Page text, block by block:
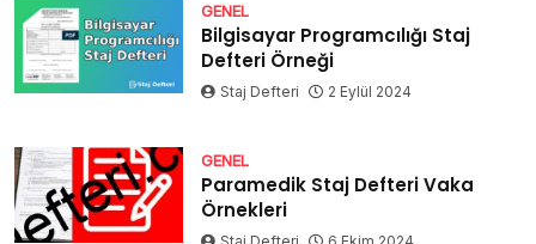
GENEL
Bilgisayar Programcılığı Staj
Defteri Örneği
Staj Defteri 2 Eylül 2024
GENEL
Paramedik Staj Defteri Vaka
Örnekleri